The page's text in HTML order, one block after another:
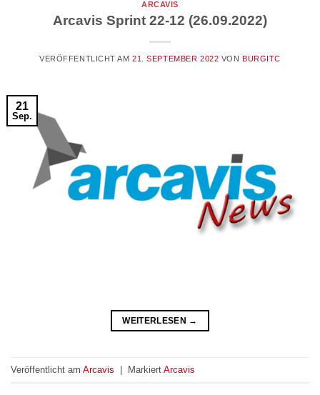
ARCAVIS
Arcavis Sprint 22-12 (26.09.2022)
VERÖFFENTLICHT AM21. SEPTEMBER 2022 VON BURGITC
21
Sep.
WEITERLESEN →
Veröffentlicht am Arcavis | Markiert Arcavis